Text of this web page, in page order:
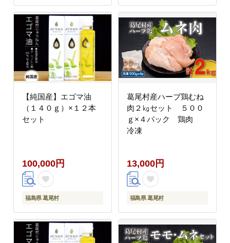
【純国産】エゴマ油
（１４０ｇ）×１２本
セット
100,000円
福島県 葛尾村
葛尾村産ハーブ鶏むね
肉２㎏セット ５００
ｇ×４パック 鶏肉
冷凍
13,000円
福島県 葛尾村